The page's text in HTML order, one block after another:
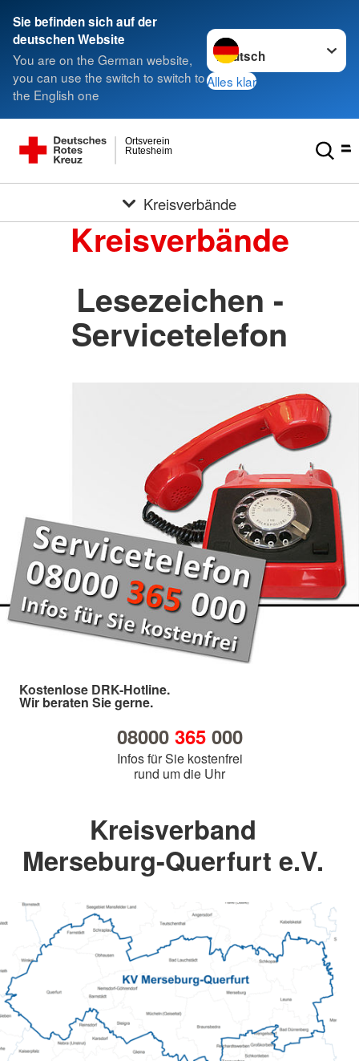
Sie befinden sich auf der
deutschen Website
You are on the German website,
you can use the switch to switch to
the English one
Sprache wechseln zu
Alles klar
Rutesheim
Ortsverein
Kreisverbände
Kreisverbände
Lesezeichen -
Servicetelefon
Kostenlose DRK-Hotline.
Wir beraten Sie gerne.
08000 365000
Infos für Sie kostenfrei
rund um die Uhr
Kreisverband
Merseburg-Querfurt e.V.